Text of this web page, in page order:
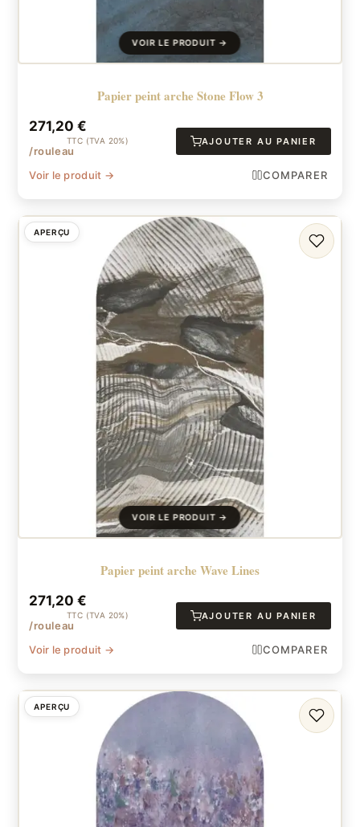
Papier peint arche Stone Flow 3
271,20€
TTC (TVA 20%)
/rouleau
AJOUTER AU PANIER
Voir le produit → COMPARER
APERÇU
Papier peint arche Wave Lines
271,20€
TTC (TVA 20%)
/rouleau
AJOUTER AU PANIER
Voir le produit → COMPARER
APERÇU